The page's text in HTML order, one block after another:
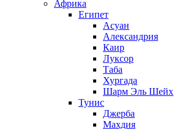
Африка
Египет
Асуан
Александрия
Каир
Луксор
Таба
Хургада
Шарм Эль Шейх
Тунис
Джерба
Махдия